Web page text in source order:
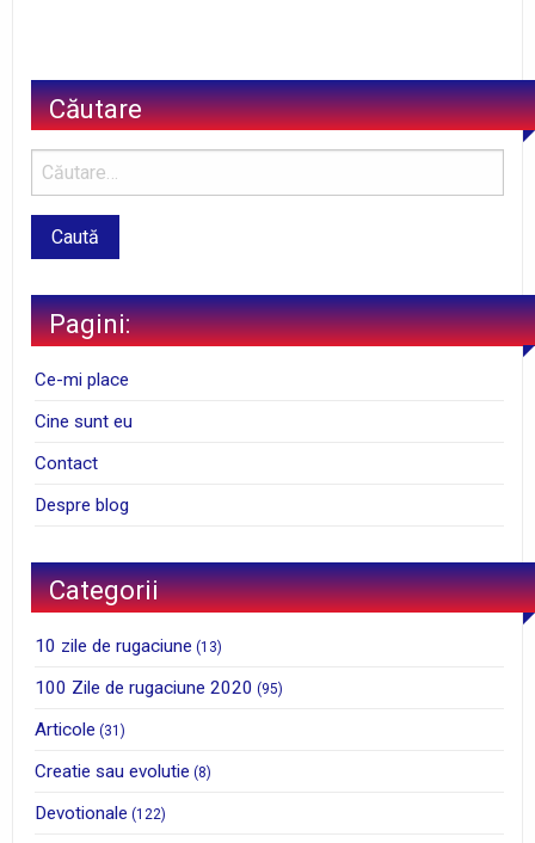
Căutare
Pagini:
Ce-mi place
Cine sunt eu
Contact
Despre blog
Categorii
10 zile de rugaciune (13)
100 Zile de rugaciune 2020 (95)
Articole (31)
Creatie sau evolutie (8)
Devotionale (122)